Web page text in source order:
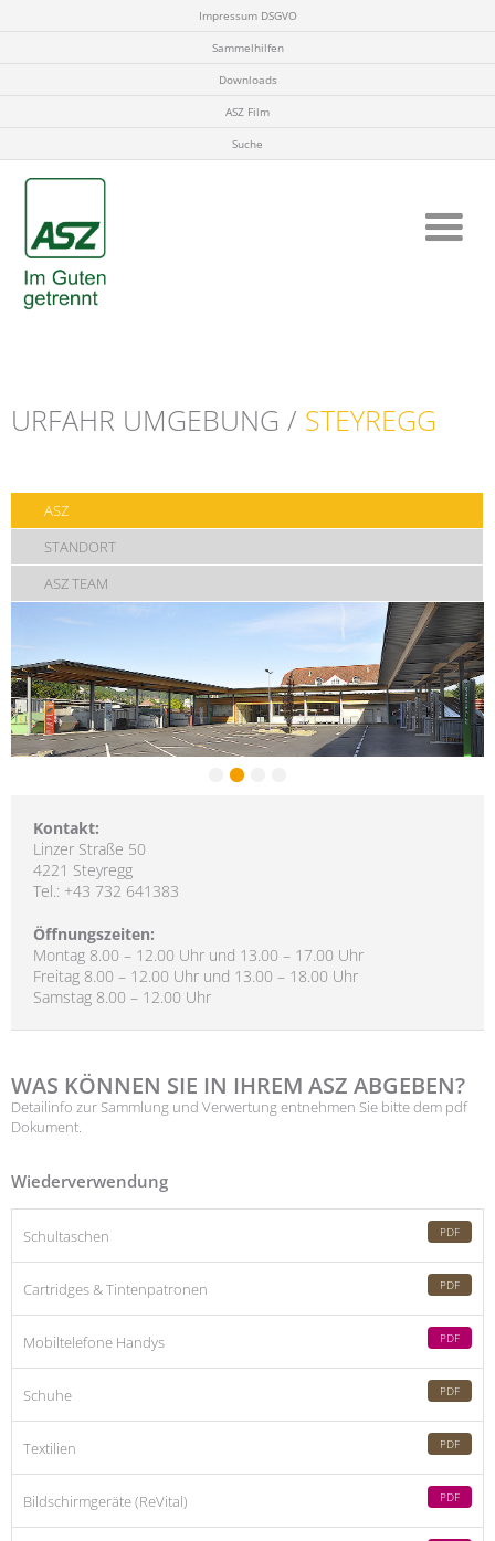
Impressum DSGVO
Sammelhilfen
Downloads
ASZ Film
Suche
URFAHR UMGEBUNG / STEYREGG
ASZ
STANDORT
ASZ TEAM
Kontakt:
Linzer Straße 50
4221 Steyregg
Tel.: +43 732 641383
Öffnungszeiten:
Montag 8.00 – 12.00 Uhr und 13.00 – 17.00 Uhr
Freitag 8.00 – 12.00 Uhr und 13.00 – 18.00 Uhr
Samstag 8.00 – 12.00 Uhr
WAS KÖNNEN SIE IN IHREM ASZ ABGEBEN?
Detailinfo zur Sammlung und Verwertung entnehmen Sie bitte dem pdf
Dokument.
Wiederverwendung
Schultaschen PDF
Cartridges & Tintenpatronen PDF
Mobiltelefone Handys PDF
Schuhe PDF
Textilien PDF
Bildschirmgeräte (ReVital) PDF